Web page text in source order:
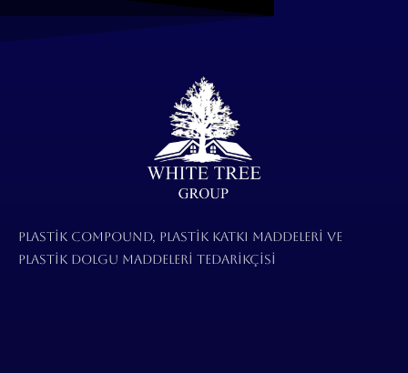
Plastik compound, Plastik Katkı maddeleri ve
Plastik dolgu maddeleri tedarikçisi